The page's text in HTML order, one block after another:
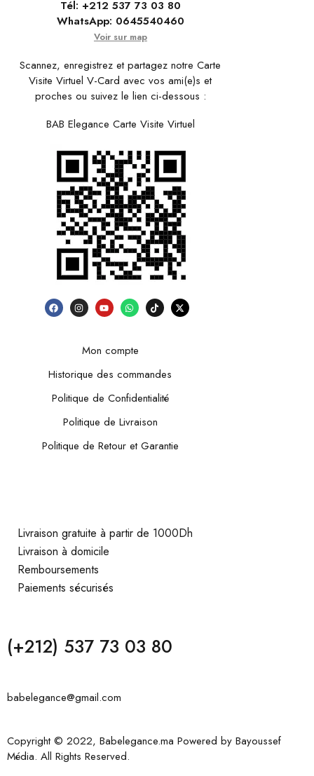
Tél: +212 537 73 03 80
WhatsApp: 0645540460
Voir sur map
Scannez, enregistrez et partagez notre Carte
Visite Virtuel V-Card avec vos ami(e)s et
proches ou suivez le lien ci-dessous :
BAB Elegance Carte Visite Virtuel
Mon compte
Historique des commandes
Politique de Confidentialité
Politique de Livraison
Politique de Retour et Garantie
Livraison gratuite à partir de 1000Dh
Livraison à domicile
Remboursements
Paiements sécurisés
(+212) 537 73 03 80
babelegance@gmail.com
Copyright © 2022, Babelegance.ma Powered by Bayoussef
Média. All Rights Reserved.